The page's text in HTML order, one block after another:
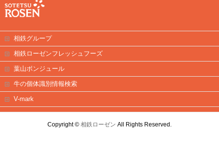
相鉄グループ
相鉄ローゼンフレッシュフーズ
葉山ボンジュール
牛の個体識別情報検索
V-mark
Copyright © 相鉄ローゼン All Rights Reserved.